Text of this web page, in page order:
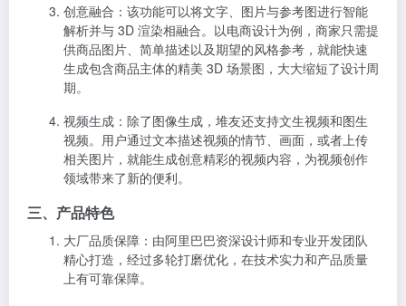
创意融合 ：该功能可以将文字、图片与参考图进行智能
解析并与 3D 渲染相融合。以电商设计为例，商家只需提
供商品图片、简单描述以及期望的风格参考，就能快速
生成包含商品主体的精美 3D 场景图，大大缩短了设计周
期。
视频生成 ：除了图像生成，堆友还支持文生视频和图生
视频。用户通过文本描述视频的情节、画面，或者上传
相关图片，就能生成创意精彩的视频内容，为视频创作
领域带来了新的便利。
三、产品特色
大厂品质保障 ：由阿里巴巴资深设计师和专业开发团队
精心打造，经过多轮打磨优化，在技术实力和产品质量
上有可靠保障。